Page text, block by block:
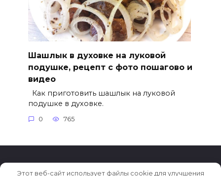
Шашлык в духовке на луковой
подушке, рецепт с фото пошагово и
видео
Как приготовить шашлык на луковой
подушке в духовке.
0 765
Этот веб-сайт использует файлы cookie для улучшения